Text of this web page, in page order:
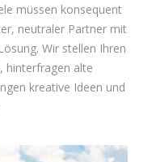
müssen konsequent
neutraler Partner mit
Wir stellen Ihren
hinterfragen alte
kreative Ideen und